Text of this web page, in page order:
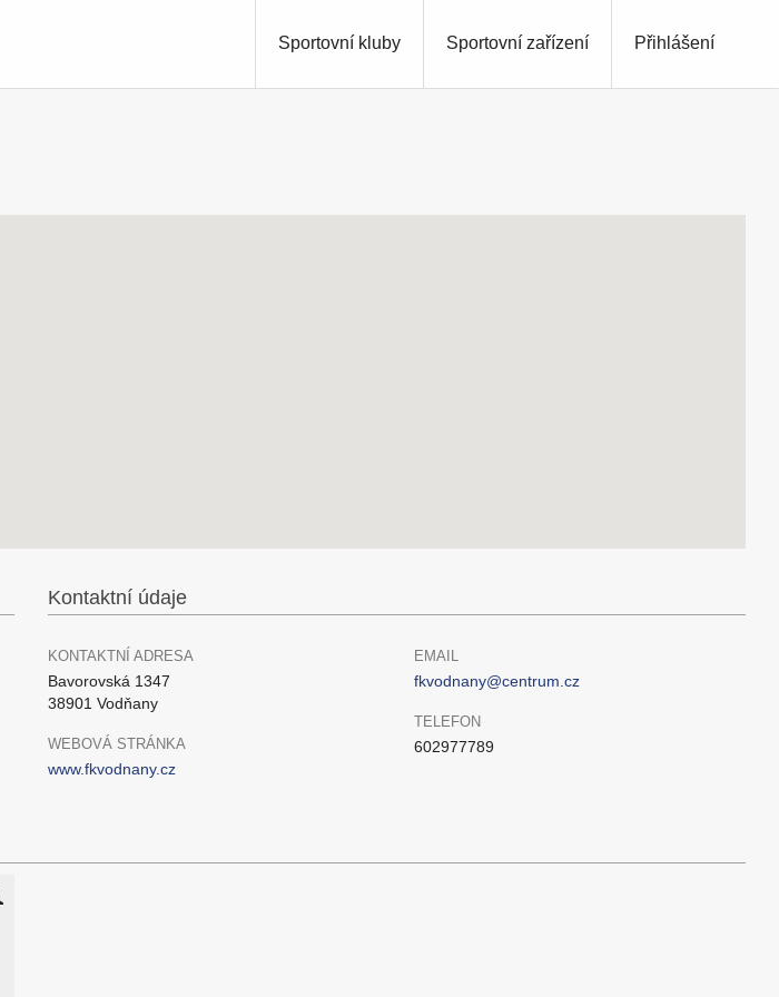
Přihlášení
Sportovní kluby Sportovní zařízení
Kontaktní údaje
KONTAKTNÍ ADRESA
Bavorovská 1347
38901 Vodňany
WEBOVÁ STRÁNKA
www.fkvodnany.cz
EMAIL
fkvodnany@centrum.cz
TELEFON
602977789